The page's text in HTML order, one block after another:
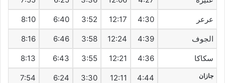
عرعر 4:30
12:17
3:52
6:40
8:10
الجوف 4:39
12:24
3:58
6:46
8:16
سكاكا 4:36
12:21
3:55
6:43
8:13
جازان 4:44
12:11
3:30
6:24
7:54